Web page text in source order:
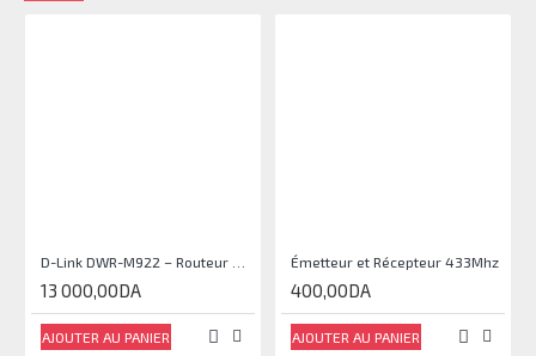
13 000,00DA
AJOUTER AU PANIER
Émetteur et Récepteur 433Mhz
400,00DA
AJOUTER AU PANIER